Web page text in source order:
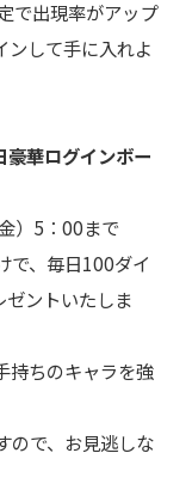
で出現率がアップ
ンして手に入れよ
華ログインボー
）5：00まで
で、毎日100ダイ
ントいたしま
持ちのキャラを強
ので、お見逃しな